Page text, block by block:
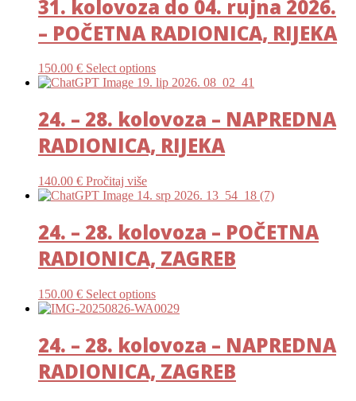
31. kolovoza do 04. rujna 2026.
– POČETNA RADIONICA, RIJEKA
150.00 € Select options
24. – 28. kolovoza – NAPREDNA
RADIONICA, RIJEKA
140.00 € Pročitaj više
24. – 28. kolovoza – POČETNA
RADIONICA, ZAGREB
150.00 € Select options
24. – 28. kolovoza – NAPREDNA
RADIONICA, ZAGREB